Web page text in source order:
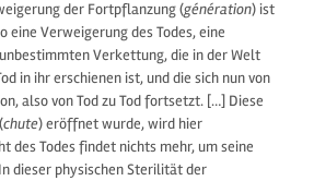
der Fortpflanzung (génération) ist
eine Verweigerung des Todes, eine
Verkettung, die in der Welt
in ihr erschienen ist, und die sich nun von
also von Tod zu Tod fortsetzt. […] Diese
chute) eröffnet wurde, wird hier
des Todes findet nichts mehr, um seine
dieser physischen Sterilität der